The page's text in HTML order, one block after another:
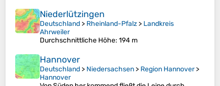
Niederlützingen
Deutschland > Rheinland-Pfalz > Landkreis
Ahrweiler
Durchschnittliche Höhe: 194 m
Hannover
Deutschland > Niedersachsen > Region Hannover>
Hannover